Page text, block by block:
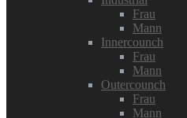
Frau
Mann
Innercounch
Frau
Mann
Outercounch
Frau
Mann